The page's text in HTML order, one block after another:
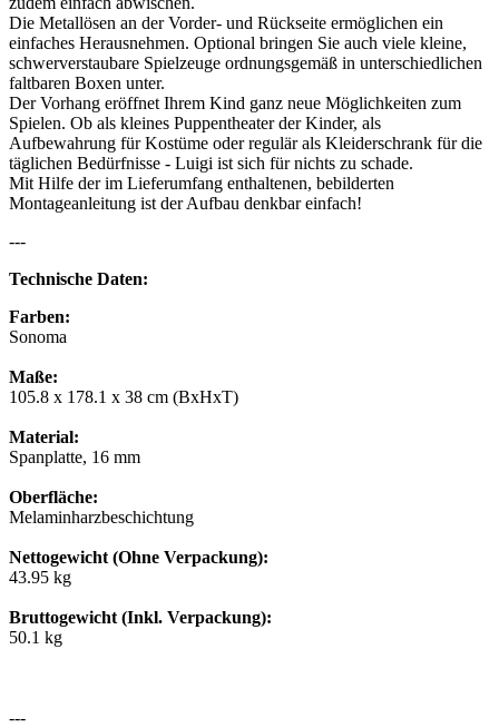
Die Metallösen an der Vorder- und Rückseite ermöglichen ein
einfaches Herausnehmen. Optional bringen Sie auch viele kleine,
schwerverstaubare Spielzeuge ordnungsgemäß in unterschiedlichen
faltbaren Boxen unter.
Der Vorhang eröffnet Ihrem Kind ganz neue Möglichkeiten zum
Spielen. Ob als kleines Puppentheater der Kinder, als
Aufbewahrung für Kostüme oder regulär als Kleiderschrank für die
täglichen Bedürfnisse - Luigi ist sich für nichts zu schade.
Mit Hilfe der im Lieferumfang enthaltenen, bebilderten
Montageanleitung ist der Aufbau denkbar einfach!
---
Technische Daten:
Farben:
Sonoma
Maße:
105.8 x 178.1 x 38 cm (BxHxT)
Material:
Spanplatte, 16 mm
Oberfläche:
Melaminharzbeschichtung
Nettogewicht (Ohne Verpackung):
43.95 kg
Bruttogewicht (Inkl. Verpackung):
50.1 kg
---